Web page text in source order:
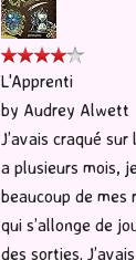
L'Apprenti
by Audrey Alwett
J’avais craqué
a plusieurs mois,
beaucoup de mes
qui s’allonge de
des sorties.